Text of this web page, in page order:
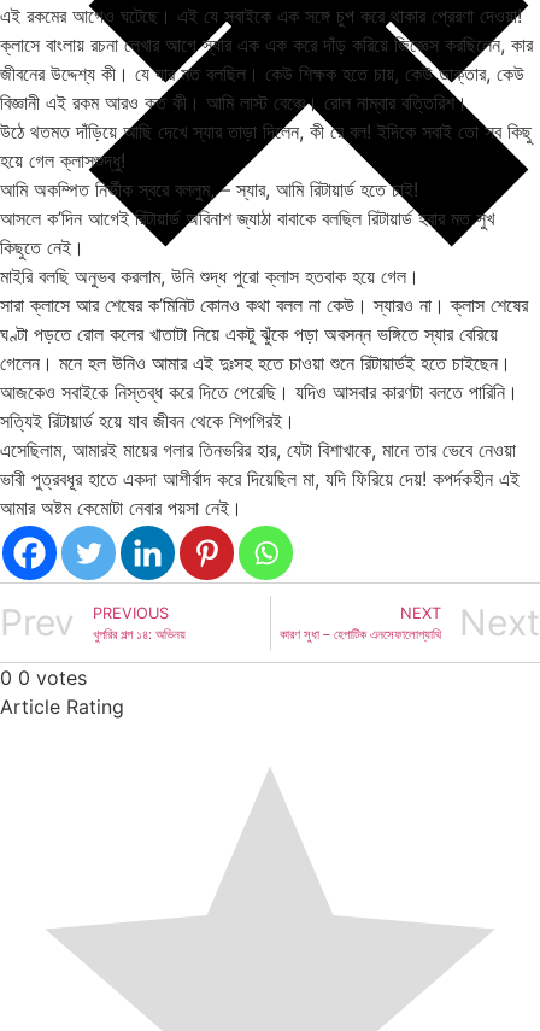
এই রকমের আগেও ঘটেছে। এই যে সবাইকে এক সঙ্গে চুপ করে থাকার প্রেরণা দেওয়া!
ক্লাসে বাংলায় রচনা লেখার আগে স্যার এক এক করে দাঁড় করিয়ে জিজ্ঞেস করছিলেন, কার
জীবনের উদ্দেশ্য কী। যে যার মত বলছিল। কেউ শিক্ষক হতে চায়, কেউ ডাক্তার, কেউ
বিজ্ঞানী এই রকম আরও কত কী। আমি লাস্ট বেঞ্চে। রোল নাম্বার বত্তিরিশ।
উঠে থতমত দাঁড়িয়ে আছি দেখে স্যার তাড়া দিলেন, কী রে বল! ইদিকে সবাই তো সব কিছু
হয়ে গেল ক্লাসশুদ্ধু!
আমি অকম্পিত নির্ভীক স্বরে বললুম, – স্যার, আমি রিটায়ার্ড হতে চাই!
আসলে ক’দিন আগেই রিটায়ার্ড অবিনাশ জ্যাঠা বাবাকে বলছিল রিটায়ার্ড হবার মত সুখ
কিছুতে নেই।
মাইরি বলছি অনুভব করলাম, উনি শুদ্ধ পুরো ক্লাস হতবাক হয়ে গেল।
সারা ক্লাসে আর শেষের ক’মিনিট কোনও কথা বলল না কেউ। স্যারও না। ক্লাস শেষের
ঘণ্টা পড়তে রোল কলের খাতাটা নিয়ে একটু ঝুঁকে পড়া অবসন্ন ভঙ্গিতে স্যার বেরিয়ে
গেলেন। মনে হল উনিও আমার এই দুঃসহ হতে চাওয়া শুনে রিটায়ার্ডই হতে চাইছেন।
আজকেও সবাইকে নিস্তব্ধ করে দিতে পেরেছি। যদিও আসবার কারণটা বলতে পারিনি।
সত্যিই রিটায়ার্ড হয়ে যাব জীবন থেকে শিগগিরই।
এসেছিলাম, আমারই মায়ের গলার তিনভরির হার, যেটা বিশাখাকে, মানে তার ভেবে নেওয়া
ভাবী পুত্রবধূর হাতে একদা আশীর্বাদ করে দিয়েছিল মা, যদি ফিরিয়ে দেয়! কপর্দকহীন এই
আমার অষ্টম কেমোটা নেবার পয়সা নেই।
Prev PREVIOUS
খুপরির গল্প ১৪: অভিনয়
NEXT
কারণ সুধা – হেপাটিক এনসেফালোপ্যাথি Next
0 0 votes
Article Rating